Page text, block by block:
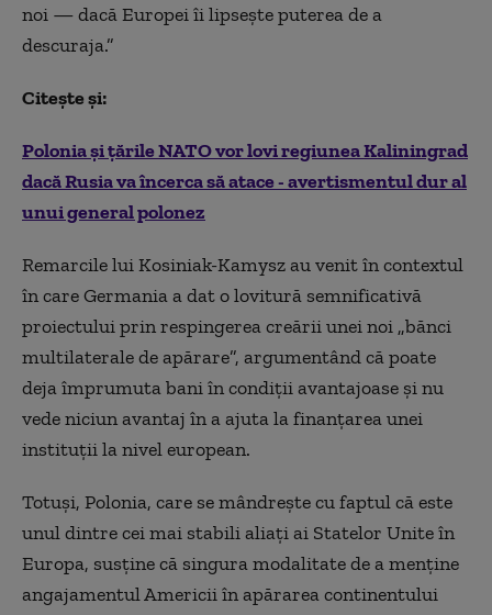
noi — dacă Europei îi lipsește puterea de a
descuraja.”
Citește și:
Polonia și țările NATO vor lovi regiunea Kaliningrad
dacă Rusia va încerca să atace - avertismentul dur al
unui general polonez
Remarcile lui Kosiniak-Kamysz au venit în contextul
în care Germania a dat o lovitură semnificativă
proiectului prin respingerea creării unei noi „bănci
multilaterale de apărare”, argumentând că poate
deja împrumuta bani în condiții avantajoase și nu
vede niciun avantaj în a ajuta la finanțarea unei
instituții la nivel european.
Totuși, Polonia, care se mândrește cu faptul că este
unul dintre cei mai stabili aliați ai Statelor Unite în
Europa, susține că singura modalitate de a menține
angajamentul Americii în apărarea continentului